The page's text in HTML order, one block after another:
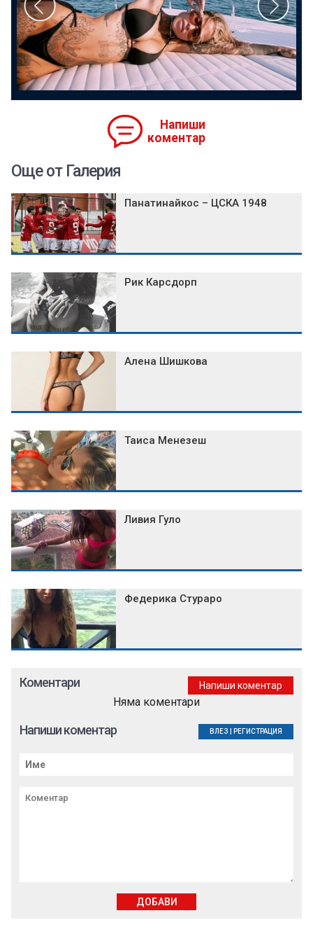
Напиши
коментар
Още от Галерия
Панатинайкос – ЦСКА 1948
Рик Карсдорп
Алена Шишкова
Таиса Менезеш
Ливия Гуло
Федерика Стураро
Коментари Напиши коментар
Няма коментари
Напиши коментар ВЛЕЗ РЕГИСТРАЦИЯ
ДОБАВИ